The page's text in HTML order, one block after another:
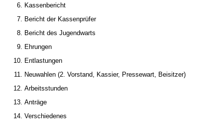
Kassenbericht
Bericht der Kassenprüfer
Bericht des Jugendwarts
Ehrungen
Entlastungen
Neuwahlen (2. Vorstand, Kassier, Pressewart, Beisitzer)
Arbeitsstunden
Anträge
Verschiedenes